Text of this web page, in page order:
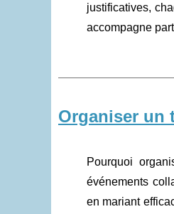
justificatives,
accompagne
Organiser un
Pourquoi
événements
en mariant